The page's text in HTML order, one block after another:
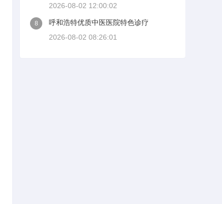
2026-08-02 12:00:02
8
呼和浩特优质中医医院特色诊疗
2026-08-02 08:26:01